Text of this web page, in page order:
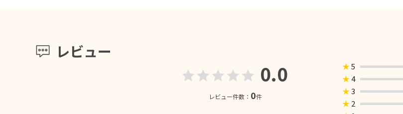
レビュー
0.0
レビュー件数： 0件
★5
★4
★3
★ 2